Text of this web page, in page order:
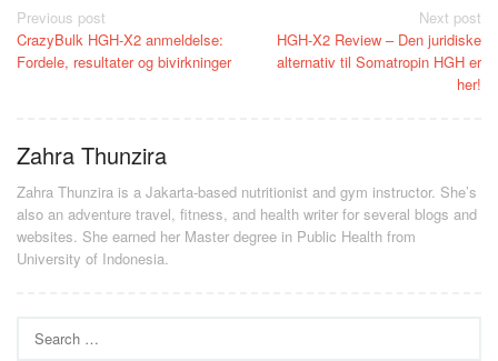
Post
navigation
Previous post
CrazyBulk HGH-X2 anmeldelse:
Fordele, resultater og bivirkninger
Next post
HGH-X2 Review – Den juridiske
alternativ til Somatropin HGH er
her!
Zahra Thunzira
Zahra Thunzira is a Jakarta-based nutritionist and gym instructor. She’s
also an adventure travel, fitness, and health writer for several blogs and
websites. She earned her Master degree in Public Health from
University of Indonesia.
for: